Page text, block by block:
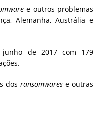
e outros problemas
Alemanha, Austrália e
de 2017 com 179
dosransomwarese outras